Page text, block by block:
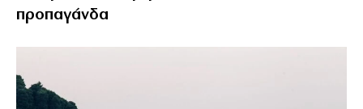
προπαγάνδα